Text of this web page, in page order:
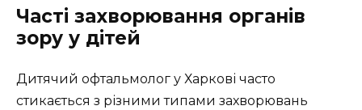
Часті захворювання органів
зору у дітей
Дитячий офтальмолог у Харкові часто
стикається з різними типами захворювань